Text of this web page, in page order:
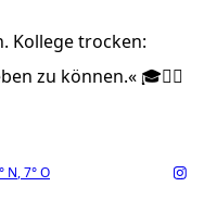
Kollege trocken:
zu können.« 🎓☝🏼️
N,7°O